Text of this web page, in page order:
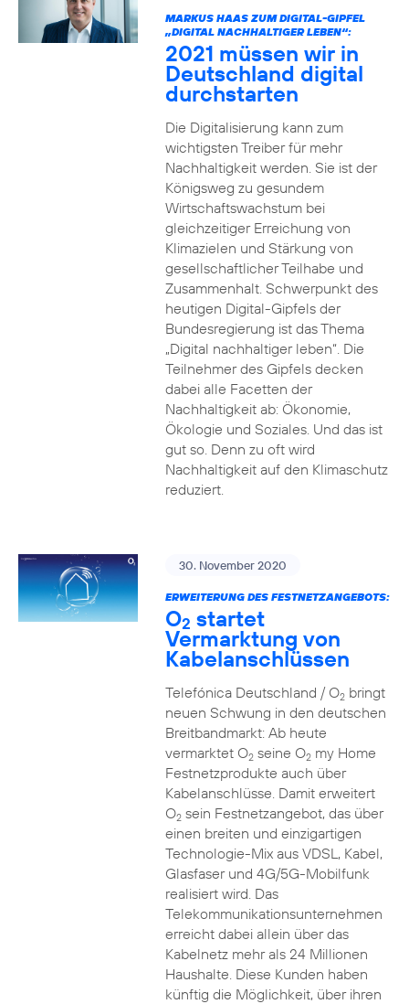
MARKUS HAAS ZUM DIGITAL-GIPFEL
„DIGITAL NACHHALTIGER LEBEN“:
2021 müssen wir in
Deutschland digital
durchstarten
Die Digitalisierung kann zum
wichtigsten Treiber für mehr
Nachhaltigkeit werden. Sie ist der
Königsweg zu gesundem
Wirtschaftswachstum bei
gleichzeitiger Erreichung von
Klimazielen und Stärkung von
gesellschaftlicher Teilhabe und
Zusammenhalt. Schwerpunkt des
heutigen Digital-Gipfels der
Bundesregierung ist das Thema
„Digital nachhaltiger leben“. Die
Teilnehmer des Gipfels decken
dabei alle Facetten der
Nachhaltigkeit ab: Ökonomie,
Ökologie und Soziales. Und das ist
gut so. Denn zu oft wird
Nachhaltigkeit auf den Klimaschutz
reduziert.
30. November 2020
ERWEITERUNG DES FESTNETZANGEBOTS:
O2 startet
Vermarktung von
Kabelanschlüssen
Telefónica Deutschland / O2bringt
neuen Schwung in den deutschen
Breitbandmarkt: Ab heute
vermarktet O2seine O2my Home
Festnetzprodukte auch über
Kabelanschlüsse. Damit erweitert
O2sein Festnetzangebot, das über
einen breiten und einzigartigen
Technologie-Mix aus VDSL, Kabel,
Glasfaser und 4G/5G-Mobilfunk
realisiert wird. Das
Telekommunikationsunternehmen
erreicht dabei allein über das
Kabelnetz mehr als 24 Millionen
Haushalte. Diese Kunden haben
künftig die Möglichkeit, über ihren